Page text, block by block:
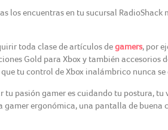
los encuentras en tu sucursal RadioShack
toda clase de artículos degamers, por
Gold para Xbox y también
tu control de Xbox inalámbrico nunca se
pasión gamer es cuidando tu postura, tu
ergonómica, una pantalla de buena